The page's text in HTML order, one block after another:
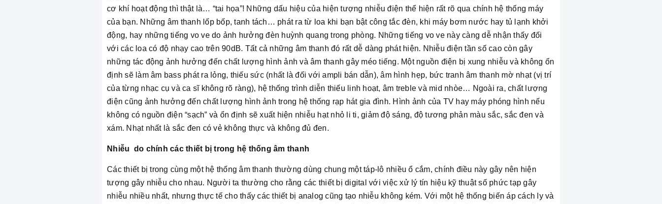
cơ khí hoạt động thì thật là… “tai họa”! Những dấu hiệu của hiện tượng nhiễu điện thể hiện rất rõ qua chính hệ thống máy
của bạn. Những âm thanh lốp bốp, tanh tách… phát ra từ loa khi bạn bật công tắc đèn, khi máy bơm nước hay tủ lạnh khởi
động, hay những tiếng vo ve do ảnh hưởng đèn huỳnh quang trong phòng. Những tiếng vo ve này càng dễ nhận thấy đối
với các loa có độ nhạy cao trên 90dB. Tất cả những âm thanh đó rất dễ dàng phát hiện. Nhiễu điện tần số cao còn gây
những tác động ảnh hưởng đến chất lượng hình ảnh và âm thanh gây méo tiếng. Một nguồn điện bị xung nhiễu và không ổn
định sẽ làm âm bass phát ra lỏng, thiếu sức (nhất là đối với ampli bán dẫn), âm hình hẹp, bức tranh âm thanh mờ nhạt (vị trí
của từng nhạc cụ và ca sĩ không rõ ràng), hệ thống trình diễn thiếu linh hoạt, âm treble và mid nhòe… Ngoài ra, chất lượng
điện cũng ảnh hưởng đến chất lượng hình ảnh trong hệ thống rạp hát gia đình. Hình ảnh của TV hay máy phóng hình nếu
không có nguồn điện “sạch” và ổn định sẽ xuất hiện nhiễu hạt nhỏ li ti, giảm độ sáng, độ tương phản màu sắc, sắc đen và
xám. Nhạt nhất là sắc đen có vẻ không thực và không đủ đen.
Nhiễu do chính các thiết bị trong hệ thống âm thanh
Các thiết bị trong cùng một hệ thống âm thanh thường dùng chung một táp-lô nhiều ổ cắm, chính điều này gây nên hiện
tượng gây nhiễu cho nhau. Người ta thường cho rằng các thiết bị digital với việc xử lý tín hiệu kỹ thuật số phức tạp gây
nhiễu nhiều nhất, nhưng thực tế cho thấy các thiết bị analog cũng tạo nhiễu không kém. Với một hệ thống biến áp cách ly và